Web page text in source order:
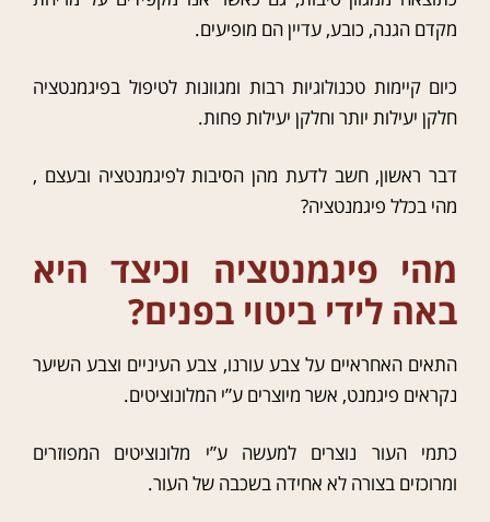
מקדם הגנה, כובע, עדיין הם מופיעים.
כיום קיימות טכנולוגיות רבות ומגוונות לטיפול בפיגמנטציה
חלקן יעילות יותר וחלקן יעילות פחות.
דבר ראשון, חשב לדעת מהן הסיבות לפיגמנטציה ובעצם ,
מהי בכלל פיגמנטציה?
מהי פיגמנטציה וכיצד היא
באה לידי ביטוי בפנים?
התאים האחראיים על צבע עורנו, צבע העיניים וצבע השיער
נקראים פיגמנט, אשר מיוצרים ע”י המלונוציטים.
כתמי העור נוצרים למעשה ע”י מלונוציטים המפוזרים
ומרוכזים בצורה לא אחידה בשכבה של העור.